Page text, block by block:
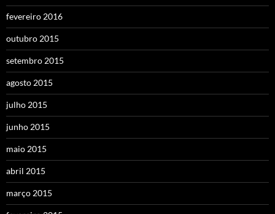
fevereiro 2016
outubro 2015
setembro 2015
agosto 2015
julho 2015
junho 2015
maio 2015
abril 2015
março 2015